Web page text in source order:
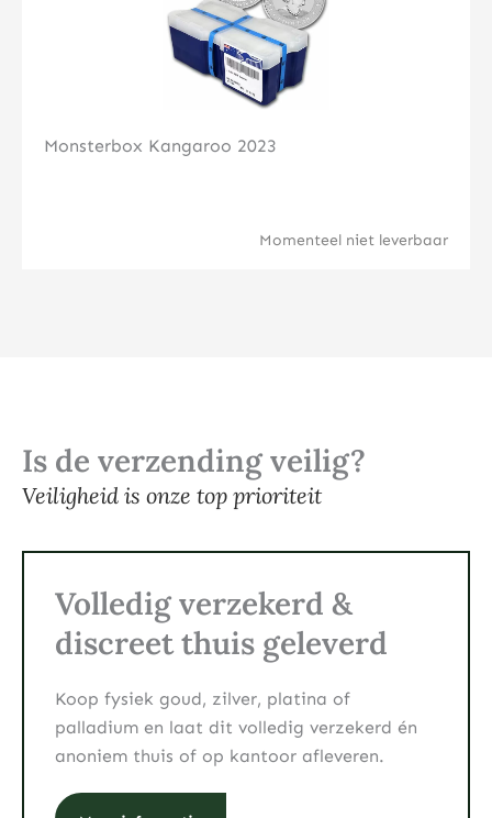
Monsterbox Kangaroo 2023
Momenteel niet leverbaar
Is de verzending veilig?
Veiligheid is onze top prioriteit
Volledig verzekerd &
discreet thuis geleverd
Koop fysiek goud, zilver, platina of
palladium en laat dit volledig verzekerd én
anoniem thuis of op kantoor afleveren.